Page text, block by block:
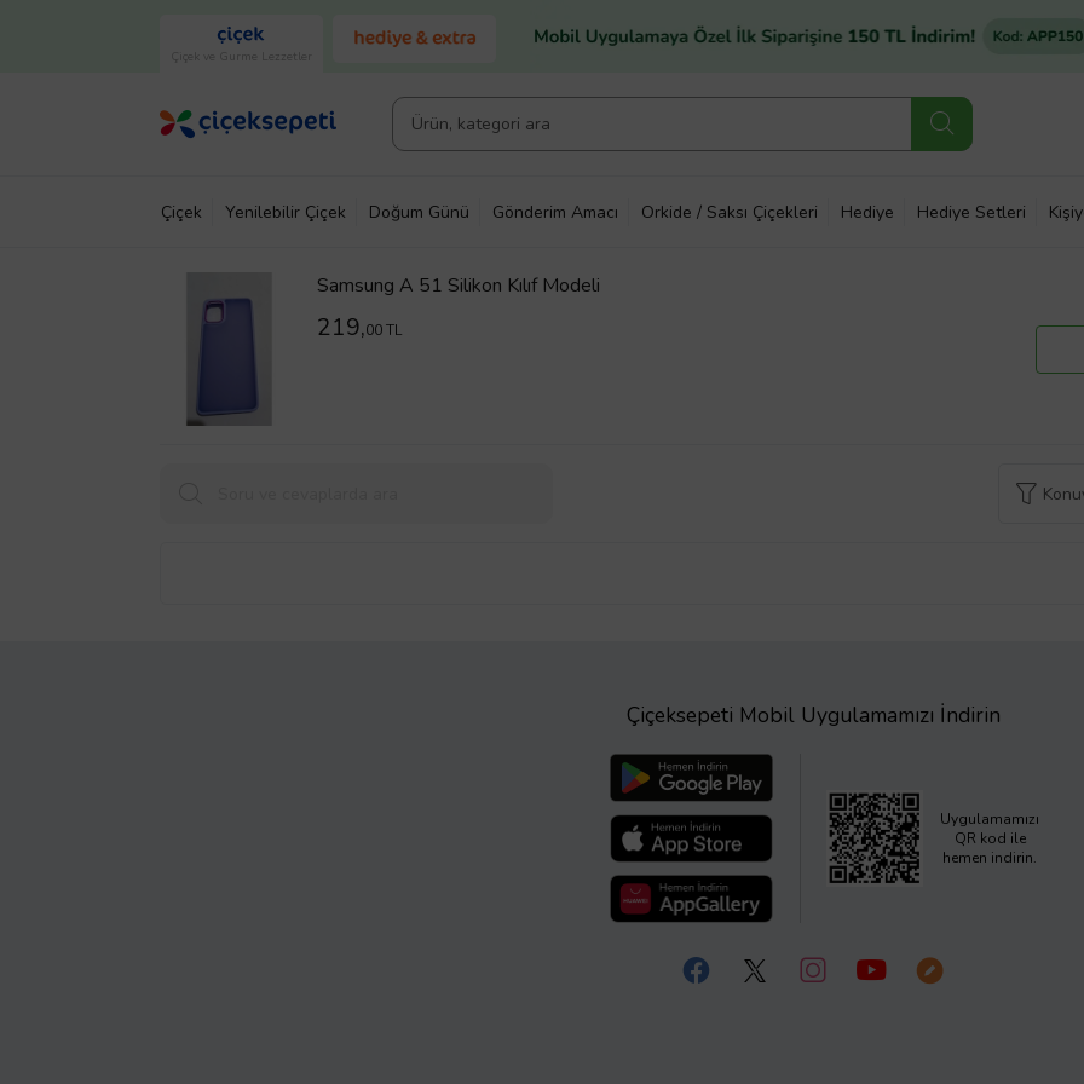
Çiçek ve Gurme Lezzetler
Çiçek Yenilebilir Çiçek Doğum Günü Gönderim Amacı Orkide / Saksı Çiçekleri Hediye Hediye Setleri
Samsung A 51 Silikon Kılıf Modeli
219,00 TL
Çiçeksepeti Mobil Uygulamamızı İndirin
Uygulamamızı
QR kod ile
hemen indirin.